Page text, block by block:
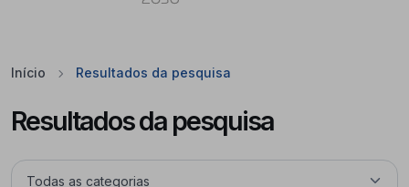
Início Resultados da pesquisa
Resultados da pesquisa